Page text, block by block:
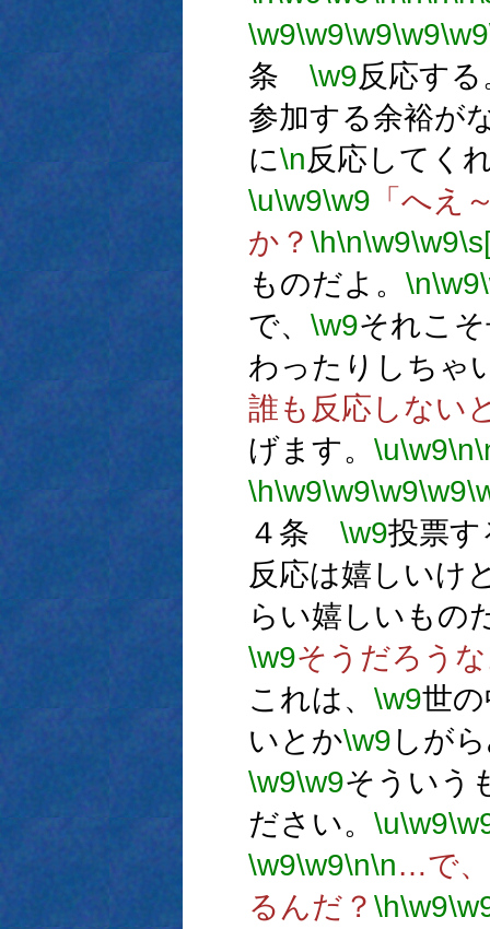
\w9\w9\w9\w9\w9
条 \w9反応する
参加する余裕が
に\n反応してく
\u\w9\w9 「へえ
か？ \h\n\w9\w9
ものだよ。 \n\w9
で、 \w9それこ
わったりしちゃ
誰も反応しない
げます。 \u\w9\n
\h\w9\w9\w9\w9
４条 \w9投票す
反応は嬉しいけ
らい嬉しいもの
\w9そうだろう
これは、 \w9世
いとか\w9 しが
\w9\w9そういう
ださい。 \u\w9
\w9\w9\n\n…で、
るんだ？ \h\w9